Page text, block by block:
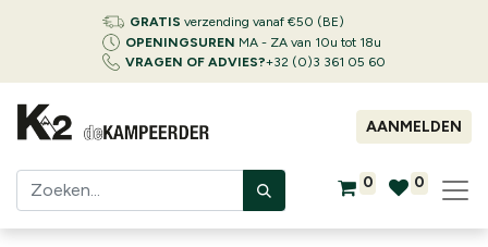
GRATIS verzending vanaf €50 (BE)
OPENINGSUREN MA - ZA van 10u tot 18u
VRAGEN OF ADVIES?+32 (0)3 361 05 60
AANMELDEN
0 0